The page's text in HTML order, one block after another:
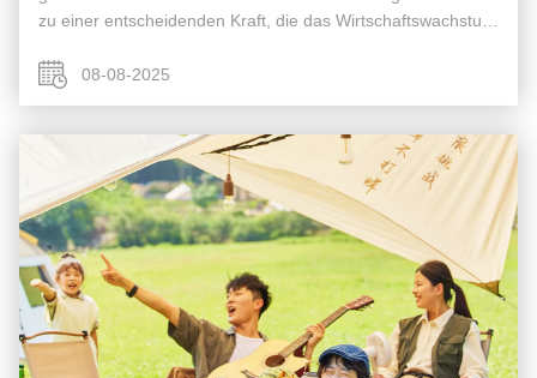
zu einer entscheidenden Kraft, die das Wirtschaftswachstum
tiefgreifende ...
08-08-2025